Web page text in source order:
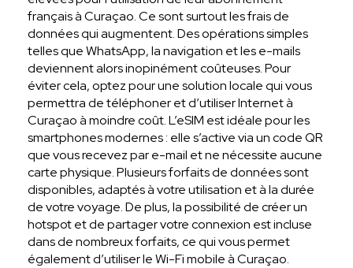
français à Curaçao. Ce sont surtout les frais de
données qui augmentent. Des opérations simples
telles que WhatsApp, la navigation et les e-mails
deviennent alors inopinément coûteuses. Pour
éviter cela, optez pour une solution locale qui vous
permettra de téléphoner et d’utiliser Internet à
Curaçao à moindre coût. L’eSIM est idéale pour les
smartphones modernes : elle s’active via un code QR
que vous recevez par e-mail et ne nécessite aucune
carte physique. Plusieurs forfaits de données sont
disponibles, adaptés à votre utilisation et à la durée
de votre voyage. De plus, la possibilité de créer un
hotspot et de partager votre connexion est incluse
dans de nombreux forfaits, ce qui vous permet
également d’utiliser le Wi-Fi mobile à Curaçao.